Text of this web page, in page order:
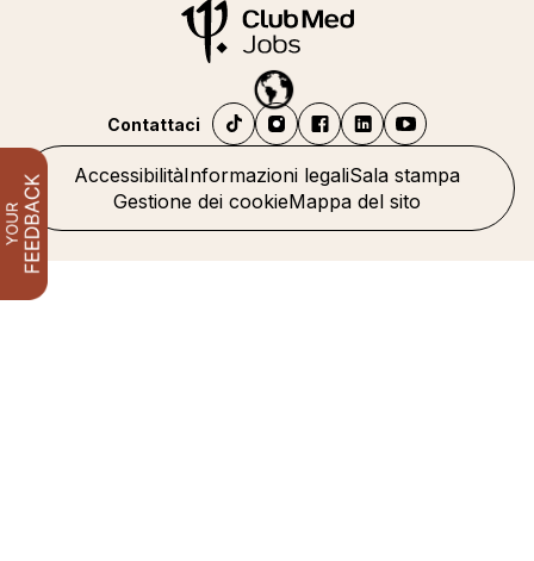
AccessibilitàInformazioni legaliSala stampa
Gestione dei cookieMappa del sito
Contattaci